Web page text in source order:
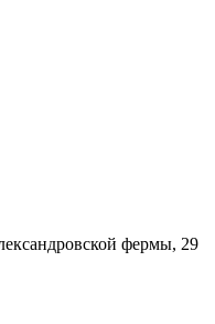
фермы, 29